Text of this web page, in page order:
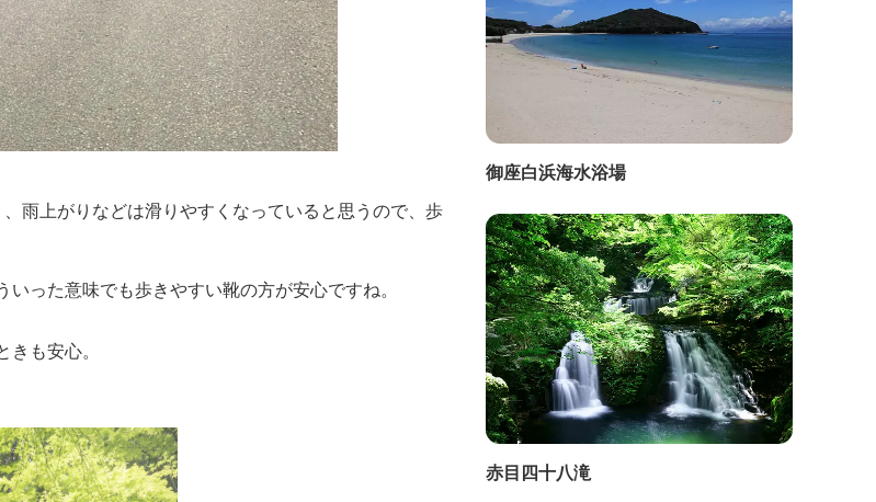
雨上がりなどは滑りやすくなっていると思うので、歩
った意味でも歩きやすい靴の方が安心ですね。
も安心。
御座白浜海水浴場
赤目四十八滝